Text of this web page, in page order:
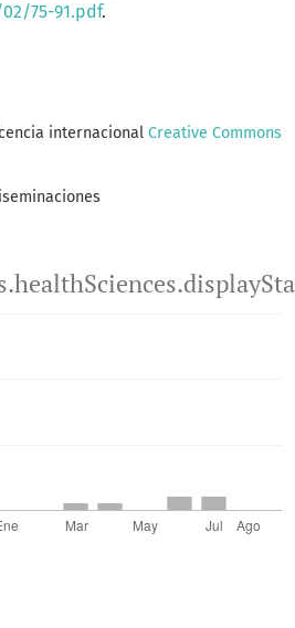
75-91.pdf.
internacional Creative Commons